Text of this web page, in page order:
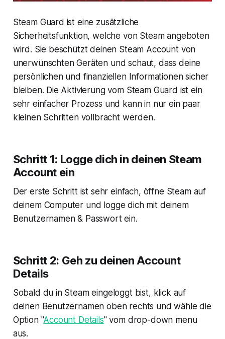
Steam Guard ist eine zusätzliche
Sicherheitsfunktion, welche von Steam angeboten
wird. Sie beschützt deinen Steam Account von
unerwünschten Geräten und schaut, dass deine
persönlichen und finanziellen Informationen sicher
bleiben. Die Aktivierung vom Steam Guard ist ein
sehr einfacher Prozess und kann in nur ein paar
kleinen Schritten vollbracht werden.
Schritt 1: Logge dich in deinen Steam
Account ein
Der erste Schritt ist sehr einfach, öffne Steam auf
deinem Computer und logge dich mit deinem
Benutzernamen & Passwort ein.
Schritt 2: Geh zu deinen Account
Details
Sobald du in Steam eingeloggt bist, klick auf
deinen Benutzernamen oben rechts und wähle die
Option "Account Details" vom drop-down menu
aus.